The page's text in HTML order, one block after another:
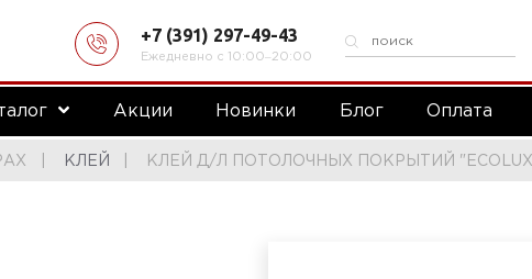
+7 (391) 297-49-43
Ежедневно с 10:00‒20:00
Акции Новинки Блог Оплата
КЛЕЙ КЛЕЙ Д/Л ПОТОЛОЧНЫХ ПОКРЫТИЙ